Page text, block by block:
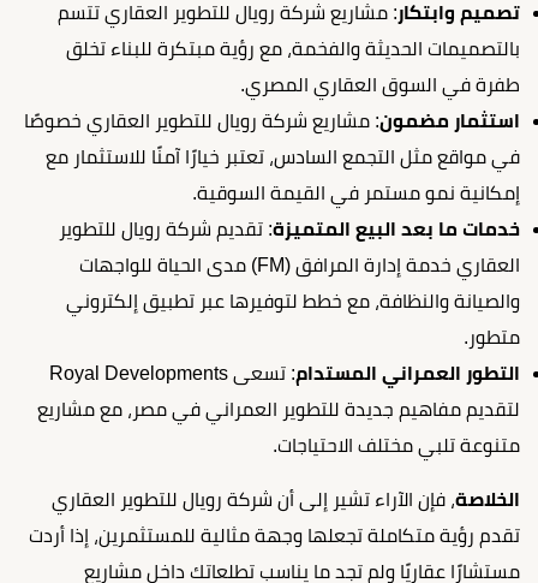
تصميم وابتكار: مشاريع شركة رويال للتطوير العقاري تتسم
بالتصميمات الحديثة والفخمة، مع رؤية مبتكرة للبناء تخلق
طفرة في السوق العقاري المصري.
استثمار مضمون: مشاريع شركة رويال للتطوير العقاري خصوصًا
في مواقع مثل التجمع السادس، تعتبر خيارًا آمنًا للاستثمار مع
إمكانية نمو مستمر في القيمة السوقية.
خدمات ما بعد البيع المتميزة: تقديم شركة رويال للتطوير
العقاري خدمة إدارة المرافق (FM) مدى الحياة للواجهات
والصيانة والنظافة، مع خطط لتوفيرها عبر تطبيق إلكتروني
متطور.
التطور العمراني المستدام
: تسعى Royal Developments
لتقديم مفاهيم جديدة للتطوير العمراني في مصر، مع مشاريع
متنوعة تلبي مختلف الاحتياجات.
الخلاصة، فإن الآراء تشير إلى أن شركة رويال للتطوير العقاري
تقدم رؤية متكاملة تجعلها وجهة مثالية للمستثمرين، إذا أردت
مستشارًا عقاريًا ولم تجد ما يناسب تطلعاتك داخل مشاريع